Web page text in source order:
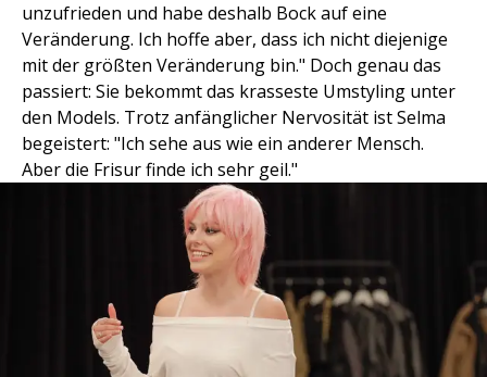
unzufrieden und habe deshalb Bock auf eine
Veränderung. Ich hoffe aber, dass ich nicht diejenige
mit der größten Veränderung bin." Doch genau das
passiert: Sie bekommt das krasseste Umstyling unter
den Models. Trotz anfänglicher Nervosität ist Selma
begeistert: "Ich sehe aus wie ein anderer Mensch.
Aber die Frisur finde ich sehr geil."